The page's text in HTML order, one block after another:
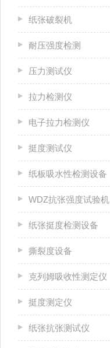
纸张破裂机
耐压强度检测
压力测试仪
拉力检测仪
电子拉力检测仪
挺度测试仪
纸板吸水性检测设备
WDZ抗张强度试验机
纸张挺度检测设备
撕裂度设备
克列姆吸收性测定仪
挺度测定仪
纸张抗张测试仪